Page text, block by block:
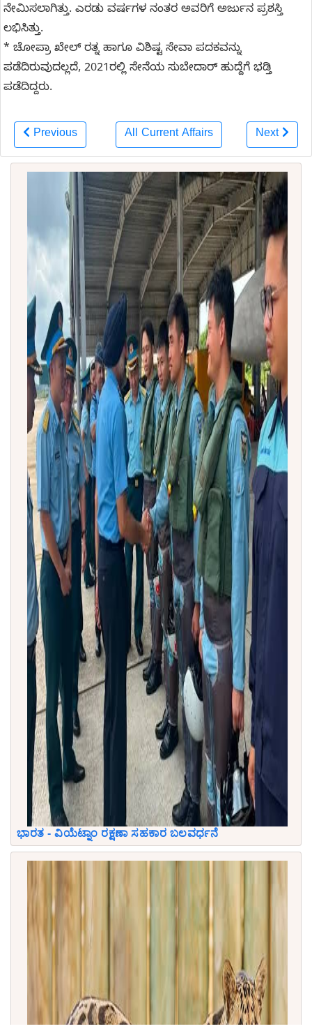
ನೇಮಿಸಲಾಗಿತ್ತು. ಎರಡು ವರ್ಷಗಳ ನಂತರ ಅವರಿಗೆ ಅರ್ಜುನ ಪ್ರಶಸ್ತಿ
ಲಭಿಸಿತ್ತು.
* ಚೋಪ್ರಾ ಖೇಲ್ ರತ್ನ ಹಾಗೂ ವಿಶಿಷ್ಟ ಸೇವಾ ಪದಕವನ್ನು
ಪಡೆದಿರುವುದಲ್ಲದೆ, 2021ರಲ್ಲಿ ಸೇನೆಯ ಸುಬೇದಾರ್ ಹುದ್ದೆಗೆ ಭಡ್ತಿ
ಪಡೆದಿದ್ದರು.
Previous All Current Affairs Next
ಭಾರತ - ವಿಯೆಟ್ನಾಂ ರಕ್ಷಣಾ ಸಹಕಾರ ಬಲವರ್ಧನೆ